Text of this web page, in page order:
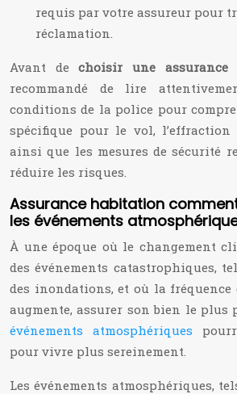
requis par votre assureur pour
réclamation.
Avant de choisir une assurance
recommandé de lire
conditions de la police pour
spécifique pour le vol, l’effraction
ainsi que les mesures de sécurité
réduire les risques.
Assurance habitation
les événements
À une époque où le changement
des événements catastrophiques,
des inondations, et où la fréquence
augmente, assurer son bien le plus
événements atmosphériques
pour vivre plus sereinement.
Les événements atmosphériques,